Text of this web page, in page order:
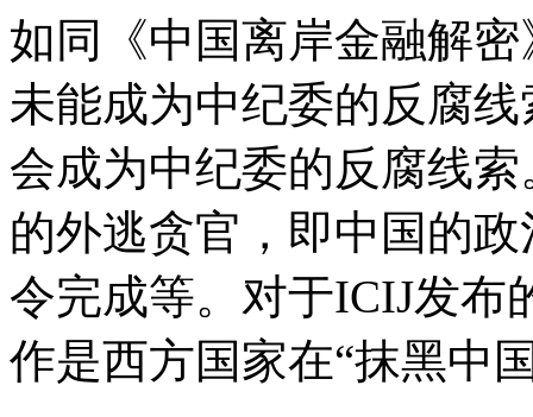
如同《中国离岸金融解
未能成为中纪委的反腐
会成为中纪委的反腐线
的外逃贪官，即中国的
令完成等。对于ICIJ发布
作是西方国家在“抹黑中